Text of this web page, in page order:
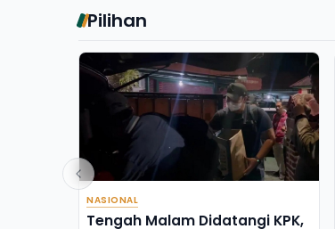
Pilihan
NASIONAL
Tengah Malam Didatangi KPK,